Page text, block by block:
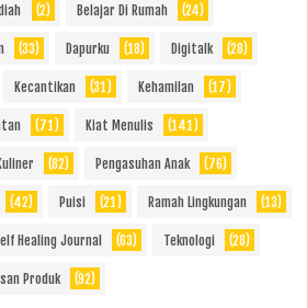
(2) Belajar Di Rumah (24)
(33) Dapurku (18) Digitalk (28)
Kecantikan (31) Kehamilan (17)
(71) Kiat Menulis (141)
(82) Pengasuhan Anak (76)
(42) Puisi (21) Ramah Lingkungan (13)
Healing Journal (63) Teknologi (28)
Produk (92)